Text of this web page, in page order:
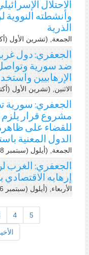
الاحتلال
وأنشطته النووية
الذرية
الجمعة, (تشرين اﻷول (أكتوبر 16, 2020
الجعفري: دول
ضد سورية
الإرهابيين
الاثنين, (تشرين اﻷول (أكتوبر 5, 2020
الجعفري: سورية
مشروع قرار يلزم
للقضاء على ظاهرة
الدول المعنية
الجمعة, (أيلول (سبتمبر 18, 2020 - 11:45
الجعفري: الغرب
إرهابه
الأربعاء, (أيلول (سبتمبر 16, 2020 - 16:45
4 5